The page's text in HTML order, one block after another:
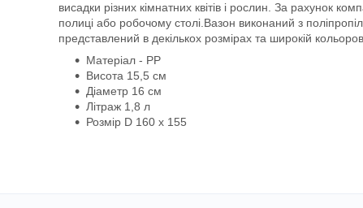
висадки різних кімнатних квітів і рослин. За рахунок
полиці або робочому столі.Вазон виконаний з
представлений в декількох розмірах та широкій
Матеріал - PP
Висота 15,5 см
Діаметр 16 см
Літраж 1,8 л
Розмір D 160 x 155